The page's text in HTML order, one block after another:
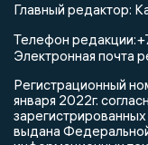
Главный редактор:
Телефон редакции:
Электронная почта
Регистрационный
января 2022г.
выдана